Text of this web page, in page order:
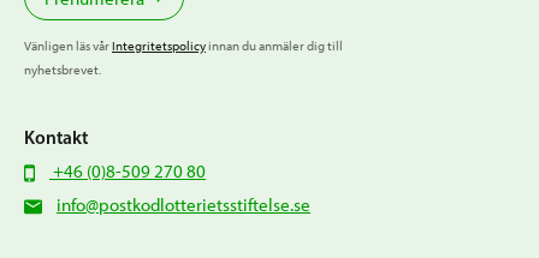
Vänligen läs vårIntegritetspolicyinnan du anmäler dig till
nyhetsbrevet.
Kontakt
+46 (0)8-509 270 80
info@postkodlotterietsstiftelse.se